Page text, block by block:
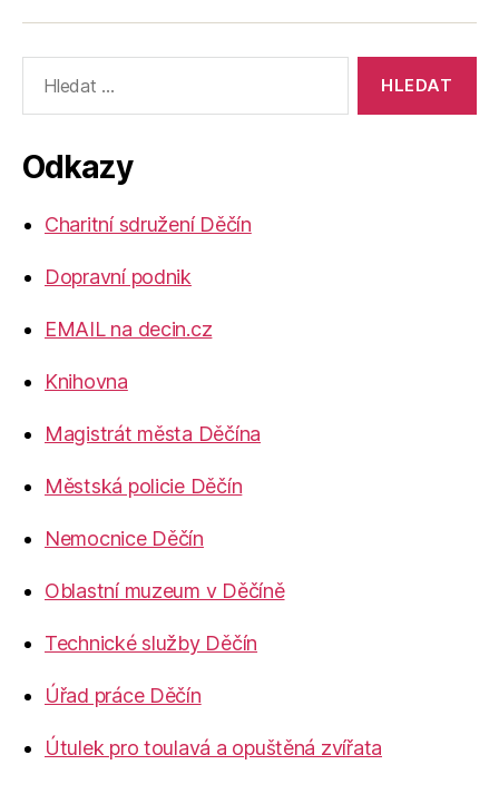
vyhledávání:
Odkazy
Charitní sdružení Děčín
Dopravní podnik
EMAIL na decin.cz
Knihovna
Magistrát města Děčína
Městská policie Děčín
Nemocnice Děčín
Oblastní muzeum v Děčíně
Technické služby Děčín
Úřad práce Děčín
Útulek pro toulavá a opuštěná zvířata